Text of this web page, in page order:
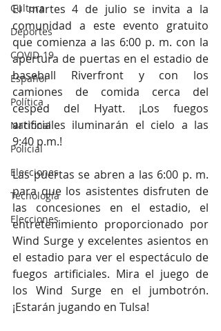
Cultura
Deportes
COVID-19
Español
Política
Nacional
Policial
Elecciones
Tecnología
Elecciones
El martes 4 de julio se invita a la
comunidad a este evento gratuito
que comienza a las 6:00 p. m. con la
apertura de puertas en el estadio de
baseball Riverfront y con los
camiones de comida cerca del
cesped del Hyatt. ¡Los fuegos
artificiales iluminarán el cielo a las
9:40 p.m.!
Las puertas se abren a las 6:00 p. m.
para que los asistentes disfruten de
las concesiones en el estadio, el
entretenimiento proporcionado por
Wind Surge y excelentes asientos en
el estadio para ver el espectáculo de
fuegos artificiales. Mira el juego de
los Wind Surge en el jumbotrón.
¡Estarán jugando en Tulsa!